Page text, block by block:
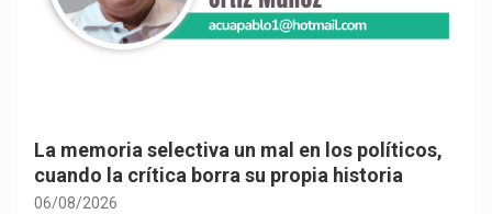
La memoria selectiva un mal en los políticos,
cuando la crítica borra su propia historia
06/08/2026